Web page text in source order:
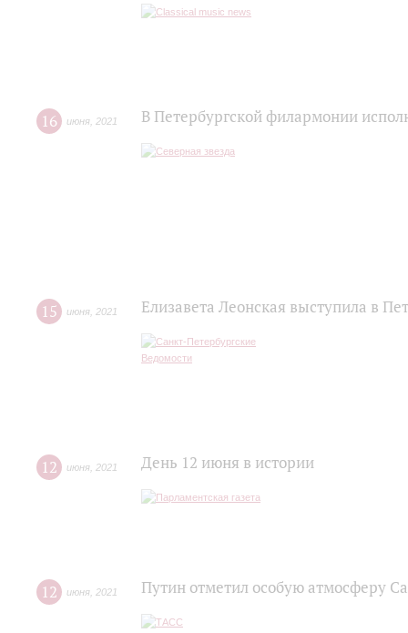
16 июня 2021 В Петербургской филармонии
15 июня 2021 Елизавета Леонская выступила в
12 июня 2021 День 12 июня в истории
12 июня 2021 Путин отметил особую атмосферу